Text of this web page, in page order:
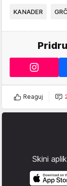
KANADER
Reaguj
Skini